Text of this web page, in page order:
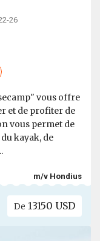
26
vous offre
et de profiter de
vous permet de
kayak, de
m/v Hondius
De 13150 USD